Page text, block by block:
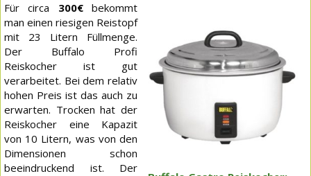
Für circa 300€bekommt
man einen riesigen Reistopf
mit 23 Litern Füllmenge.
Der Buffalo Profi
Reiskocher ist gut
verarbeitet. Bei dem relativ
hohen Preis ist das auch zu
erwarten. Trocken hat der
Reiskocher eine Kapazit
von 10 Litern, was von den
Dimensionen schon
beeindruckend ist. Der